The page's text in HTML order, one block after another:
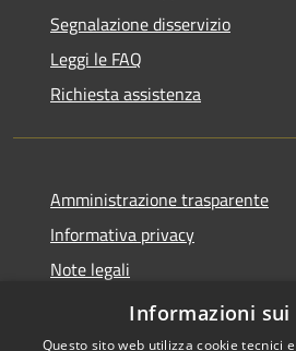
Segnalazione disservizio
Leggi le FAQ
Richiesta assistenza
Amministrazione trasparente
Informativa privacy
Note legali
Dichiarazione di accessibilità
Informazioni sui
Questo sito web utilizza cookie tecnici